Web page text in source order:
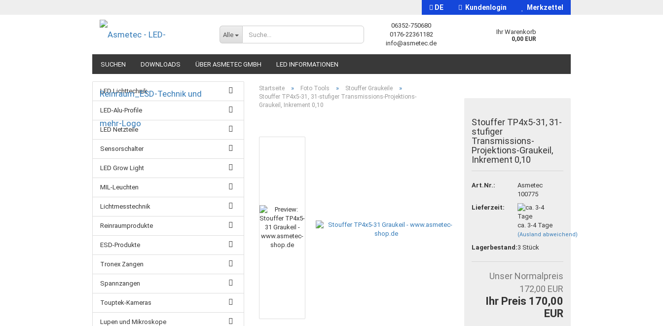
DE
Sprache auswählen
Kundenlogin Merkzettel
Alle
06352-750680
0176-22361182
info@asmetec.de
Ihr Warenkorb
0,00 EUR
SUCHEN DOWNLOADS ÜBER ASMETEC GMBH LED INFORMATIONEN
Startseite » Foto Tools » Stouffer Graukeile »
Stouffer TP4x5-31, 31-stufiger Transmissions-Projektions-
Graukeil, Inkrement 0,10
Stouffer TP4x5-31, 31-
stufiger
Transmissions-
Projektions-Graukeil,
Inkrement 0,10
Art.Nr.:
Asmetec
100775
Lieferzeit:
ca. 3-4 Tage
(Ausland abweichend)
Lagerbestand:3 Stück
Unser Normalpreis
172,00 EUR
Ihr Preis 170,00
EUR
LED Lichttechnik
LED-Alu-Profile
LED Netzteile
Sensorschalter
LED Grow Light
MIL-Leuchten
Lichtmesstechnik
Reinraumprodukte
ESD-Produkte
Tronex Zangen
Spannzangen
Touptek-Kameras
Lupen und Mikroskope